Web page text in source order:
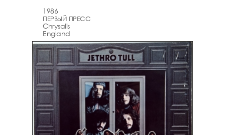
1986
ПЕРВЫЙ ПРЕСС
Chrysalis
England